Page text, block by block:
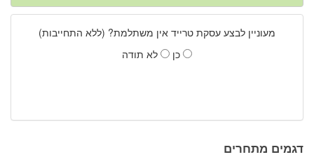
מעוניין לבצע עסקת טרייד אין משתלמת? (ללא התחייבות)
כן
לא תודה
דגמים מתחרים